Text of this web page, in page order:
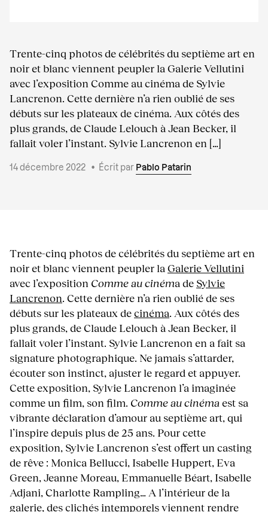
Trente-cinq photos de célébrités du septième art en
noir et blanc viennent peupler la Galerie Vellutini
avec l’exposition Comme au cinéma de Sylvie
Lancrenon. Cette dernière n’a rien oublié de ses
débuts sur les plateaux de cinéma. Aux côtés des
plus grands, de Claude Lelouch à Jean Becker, il
fallait voler l’instant. Sylvie Lancrenon en […]
14 décembre 2022 • Écrit par Pablo Patarin
Trente-cinq photos de célébrités du septième art en
noir et blanc viennent peupler laGalerie Vellutini
avec l’exposition Comme au cinéma de Sylvie
Lancrenon. Cette dernière n’a rien oublié de ses
débuts sur les plateaux decinéma. Aux côtés des
plus grands, de Claude Lelouch à Jean Becker, il
fallait voler l’instant. Sylvie Lancrenon en a fait sa
signature photographique. Ne jamais s’attarder,
écouter son instinct, ajuster le regard et appuyer.
Cette exposition, Sylvie Lancrenon l’a imaginée
comme un film, son film. Comme au cinémaest sa
vibrante déclaration d’amour au septième art, qui
l’inspire depuis plus de 25 ans. Pour cette
exposition, Sylvie Lancrenon s’est offert un casting
de rêve : Monica Bellucci, Isabelle Huppert, Eva
Green, Jeanne Moreau, Emmanuelle Béart, Isabelle
Adjani, Charlotte Rampling… A l’intérieur de la
galerie, des clichésintemporelsviennent rendre